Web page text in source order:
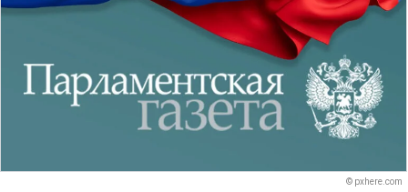
© pxhere.com